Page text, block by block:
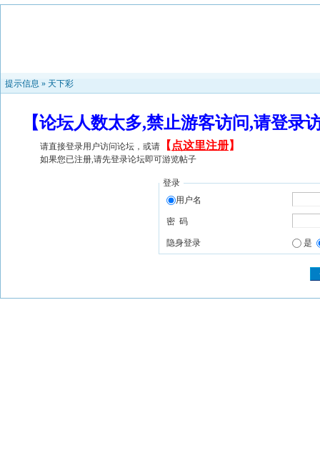
提示信息 » 天下彩
【论坛人数太多,禁止游客访问,请登
请直接登录用户访问论坛，或请 【 点这里注册】
如果您已注册,请先登录论坛即可游览帖子
登录
用户名
密 码
隐身登录 是